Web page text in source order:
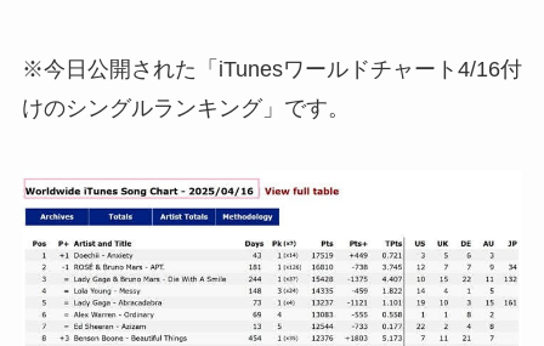
※今日公開された「iTunesワールドチャート4/16付
けのシングルランキング」です。